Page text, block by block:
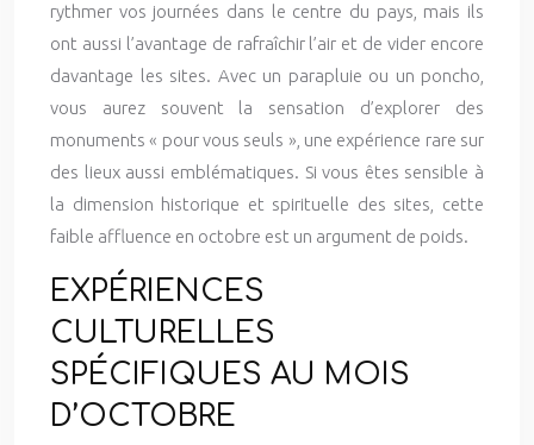
rythmer vos journées dans le centre du pays, mais ils
ont aussi l’avantage de rafraîchir l’air et de vider encore
davantage les sites. Avec un parapluie ou un poncho,
vous aurez souvent la sensation d’explorer des
monuments « pour vous seuls », une expérience rare sur
des lieux aussi emblématiques. Si vous êtes sensible à
la dimension historique et spirituelle des sites, cette
faible affluence en octobre est un argument de poids.
EXPÉRIENCES
CULTURELLES
SPÉCIFIQUES AU MOIS
D’OCTOBRE